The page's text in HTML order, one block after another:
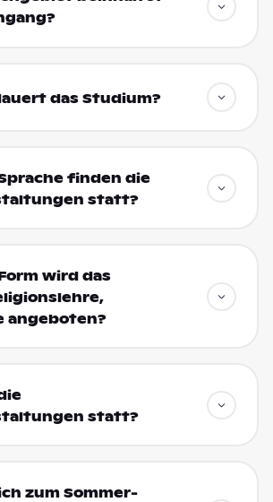
das Studium?
finden die
statt?
wird das
angeboten?
statt?
zum Sommer-